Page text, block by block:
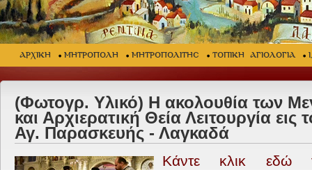
ΑΡΧΙΚΗ ΜΗΤΡΟΠΟΛΗ ΜΗΤΡΟΠΟΛΙΤΗΣ ΤΟΠΙΚΗ ΑΓΙΟΛΟΓΙΑ
(Φωτογρ. Υλικό) Η ακολουθία των
και Αρχιερατική Θεία Λειτουργία εις
Αγ. Παρασκευής - Λαγκαδά
Κάντε κλικ εδώ